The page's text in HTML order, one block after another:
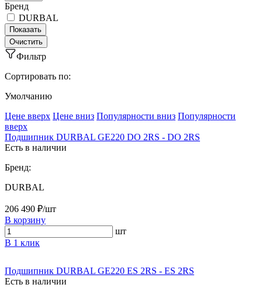
Бренд
DURBAL
Фильтр
Сортировать по:
Умолчанию
Ценe вверх Ценe вниз Популярности вниз Популярности
вверх
Подшипник DURBAL GE220 DO 2RS - DO 2RS
Есть в наличии
Бренд:
DURBAL
206 490 ₽/шт
В корзину
шт
В 1 клик
Подшипник DURBAL GE220 ES 2RS - ES 2RS
Есть в наличии